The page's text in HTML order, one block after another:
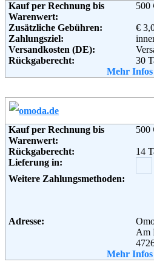
Kauf per Rechnung bis
Warenwert:
500
Zusätzliche Gebühren:
€
Zahlungsziel:
Versandkosten (DE):
Rückgaberecht:
30
Ja
Weitere Zahlungsmethoden:
Adresse:
Soziale Kanäle:
Weiterführende
Mehr
Kauf per Rechnung bis
Warenwert:
500
Rückgaberecht:
14
Lieferung in:
Weitere Zahlungsmethoden:
Adresse:
Am
+49
Mehr